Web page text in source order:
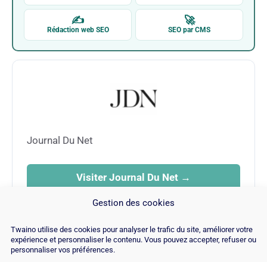
Gestion des cookies
Twaino utilise des cookies pour analyser le trafic du site, améliorer votre
expérience et personnaliser le contenu. Vous pouvez accepter, refuser ou
personnaliser vos préférences.
✍
Rédaction web SEO
🚀
SEO par CMS
Journal Du Net
Visiter Journal Du Net →